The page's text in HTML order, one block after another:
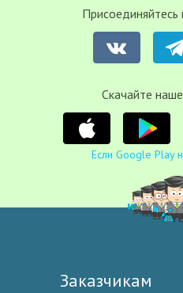
Присоединяйтесь
Cкачайте
Если Google Play
Заказчикам